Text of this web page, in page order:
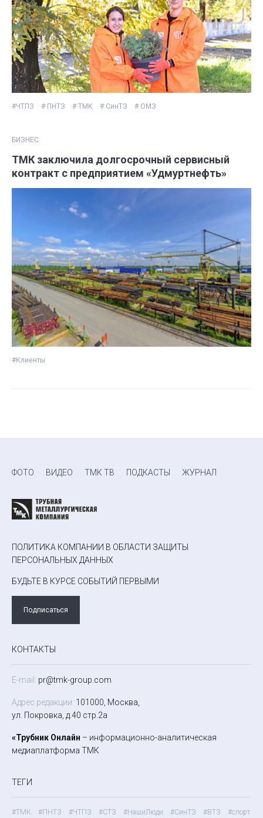
#ЧТПЗ # ПНТЗ # ТМК # СинТЗ # ОМЗ
БИЗНЕС
ТМК заключила долгосрочный сервисный
контракт с предприятием «Удмуртнефть»
#Клиенты
ФОТО ВИДЕО ТМК ТВ ПОДКАСТЫ ЖУРНАЛ
ПОЛИТИКА КОМПАНИИ В ОБЛАСТИ ЗАЩИТЫ
ПЕРСОНАЛЬНЫХ ДАННЫХ
БУДЬТЕ В КУРСЕ СОБЫТИЙ ПЕРВЫМИ
Подписаться
КОНТАКТЫ
E-mail: pr@tmk-group.com
Адрес редакции: 101000, Москва,
ул. Покровка, д.40 стр.2а
«Трубник Онлайн – информационно-аналитическая
медиаплатформа ТМК
ТЕГИ
#ТМК #ПНТЗ #ЧТПЗ #СТЗ #НашиЛюди #СинТЗ #ВТЗ #спорт